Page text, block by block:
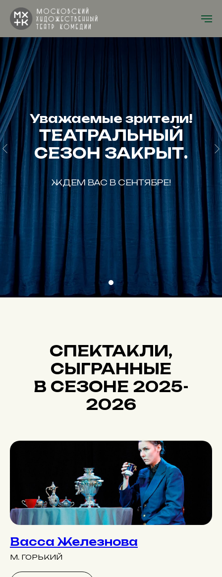
Уважаемые зрители!
ТЕАТРАЛЬНЫЙ
СЕЗОН ЗАКРЫТ.
ЖДЕМ ВАС В СЕНТЯБРЕ!
СПЕКТАКЛИ,
СЫГРАННЫЕ
В СЕЗОНЕ 2025-
2026
Васса Железнова
М. ГОРЬКИЙ